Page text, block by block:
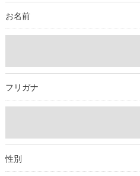
取得した個人情報を第三者に提
外部に委託する場合があります。
これらの委託先に対しては個人
適切な監督を行います。
当社では、個人情報の漏洩等が
理対策を実施します。
お名前
フリガナ
性別